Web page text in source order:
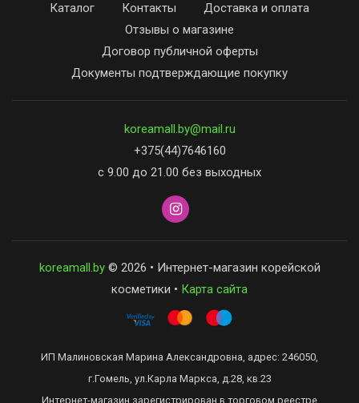
Каталог Контакты
Доставка и оплата
Отзывы о магазине
Договор публичной оферты
Документы подтверждающие покупку
koreamall.by@mail.ru
+375(44)7646160
с 9.00 до 21.00 без выходных
koreamall.by© 2026 • Интернет-магазин корейской
косметики • Карта сайта
ИП Малиновская Марина Александровна, адрес: 246050,
г.Гомель, ул.Карла Маркса, д.28, кв.23
Интернет-магазин зарегистрирован в торговом реестре